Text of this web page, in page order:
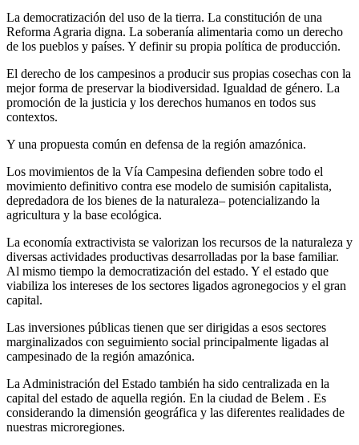
La democratización del uso de la tierra. La constitución de una
Reforma Agraria digna. La soberanía alimentaria como un derecho
de los pueblos y países. Y definir su propia política de producción.
El derecho de los campesinos a producir sus propias cosechas con la
mejor forma de preservar la biodiversidad. Igualdad de género. La
promoción de la justicia y los derechos humanos en todos sus
contextos.
Y una propuesta común en defensa de la región amazónica.
Los movimientos de la Vía Campesina defienden sobre todo el
movimiento definitivo contra ese modelo de sumisión capitalista,
depredadora de los bienes de la naturaleza– potencializando la
agricultura y la base ecológica.
La economía extractivista se valorizan los recursos de la naturaleza y
diversas actividades productivas desarrolladas por la base familiar.
Al mismo tiempo la democratización del estado. Y el estado que
viabiliza los intereses de los sectores ligados agronegocios y el gran
capital.
Las inversiones públicas tienen que ser dirigidas a esos sectores
marginalizados con seguimiento social principalmente ligadas al
campesinado de la región amazónica.
La Administración del Estado también ha sido centralizada en la
capital del estado de aquella región. En la ciudad de Belem . Es
considerando la dimensión geográfica y las diferentes realidades de
nuestras microregiones.